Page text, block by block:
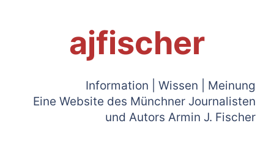
ajfischer
Information | Wissen | Meinung
Eine Website des Münchner Journalisten
und Autors Armin J. Fischer